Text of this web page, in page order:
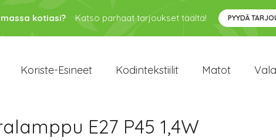
kotiasi? Katso parhaat tarjoukset täältä! PYYDÄ
Koriste-Esineet Kodintekstiilit Matot
E27 P45 1,4W